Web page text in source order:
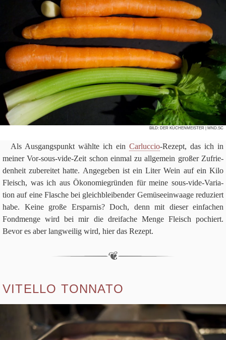
BILD: DER KÜCHENMEISTER | MND.SC
Als Aus­gangs­punkt wählte ich ein Car­luc­cio-Rezept, das ich in
mei­ner Vor-sous-vide-Zeit schon ein­mal zu all­ge­mein gro­ßer Zufrie­
den­heit zube­rei­tet hatte. Ange­ge­ben ist ein Liter Wein auf ein Kilo
Fleisch, was ich aus Öko­no­mie­grün­den für meine sous-vide-Varia­
tion auf eine Fla­sche bei gleich­blei­ben­der Gemü­se­ein­waage redu­ziert
habe. Keine große Erspar­nis? Doch, denn mit die­ser ein­fa­chen
Fondmenge wird bei mir die drei­fa­che Menge Fleisch pochi­ert.
Bevor es aber lang­wei­lig wird, hier das Rezept.
VITELLO TONNATO